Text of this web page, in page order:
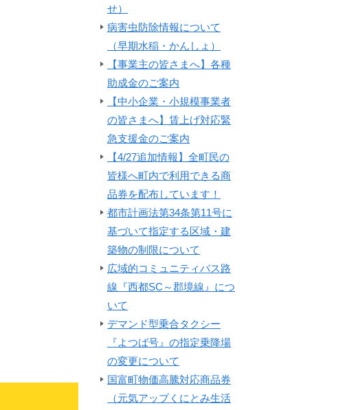
せ）
病害虫防除情報について
（早期水稲・かんしょ）
【事業主の皆さまへ】各種
助成金のご案内
【中小企業・小規模事業者
の皆さまへ】賃上げ対応緊
急支援金のご案内
【4/27追加情報】全町民の
皆様へ町内で利用できる商
品券を配布しています！
都市計画法第34条第11号に
基づいて指定する区域・建
築物の制限について
広域的コミュニティバス路
線『西都SC～郡境線』につ
いて
デマンド型乗合タクシー
『よつば号』の指定乗降場
の変更について
国富町物価高騰対応商品券
（元気アップくにとみ生活